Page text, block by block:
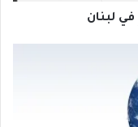
لبنان